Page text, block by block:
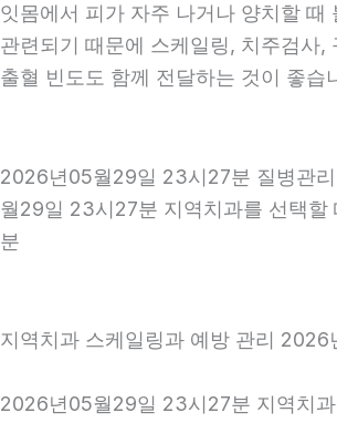
잇몸에서 피가 자주 나거나 양치할
관련되기 때문에 스케일링, 치주검사
출혈 빈도도 함께 전달하는 것이 좋습
2026년05월29일 23시27분 질병관
월29일 23시27분 지역치과를 선택
분
지역치과 스케일링과 예방 관리
2026년05월29일 23시27분 지역치